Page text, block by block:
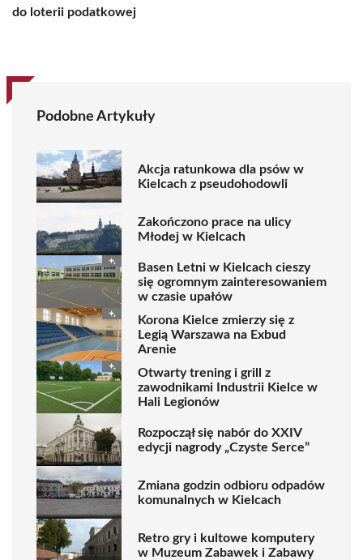
do loterii podatkowej
Podobne Artykuły
Akcja ratunkowa dla psów w
Kielcach z pseudohodowli
Zakończono prace na ulicy
Młodej w Kielcach
Basen Letni w Kielcach cieszy
się ogromnym zainteresowaniem
w czasie upałów
Korona Kielce zmierzy się z
Legią Warszawa na Exbud
Arenie
Otwarty trening i grill z
zawodnikami Industrii Kielce w
Hali Legionów
Rozpoczął się nabór do XXIV
edycji nagrody „Czyste Serce”
Zmiana godzin odbioru odpadów
komunalnych w Kielcach
Retro gry i kultowe komputery
w Muzeum Zabawek i Zabawy